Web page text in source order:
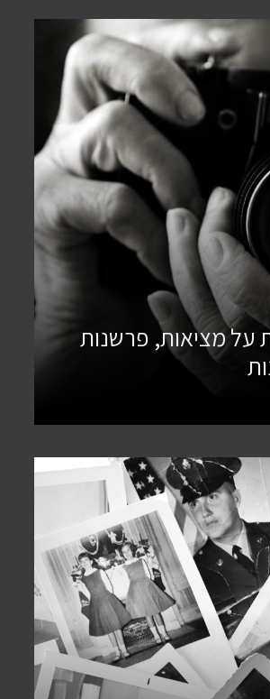
על מציאות, פרשנות